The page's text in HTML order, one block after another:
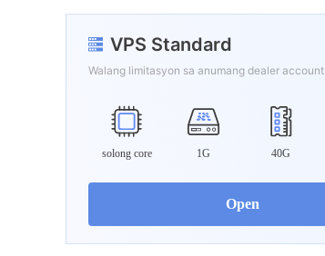
VPS Standard
Walang limitasyon sa anumang dealer account
solong core 1G 40G
Open